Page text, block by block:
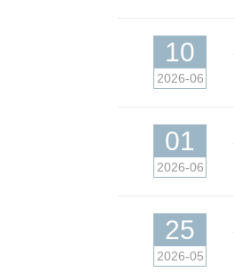
10
2026-06
01
2026-06
25
2026-05